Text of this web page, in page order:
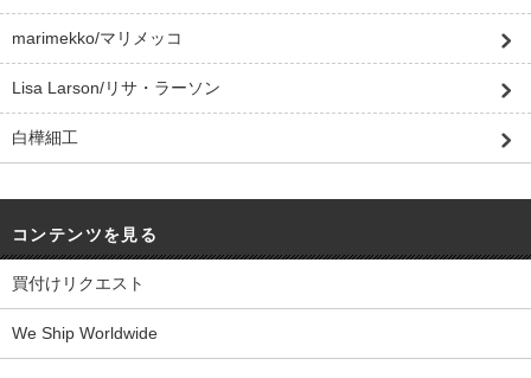
marimekko/マリメッコ
Lisa Larson/リサ・ラーソン
白樺細工
コンテンツを見る
買付けリクエスト
We Ship Worldwide